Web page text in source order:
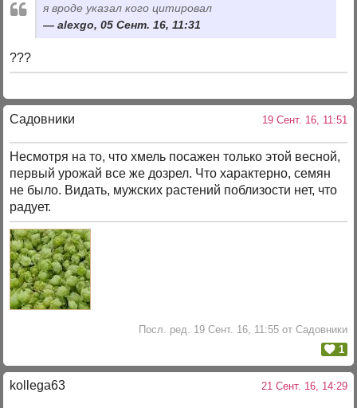
я вроде указал кого цитировал
alexgo, 05 Сент. 16, 11:31
???
Садовники 19 Сент. 16, 11:51
Несмотря на то, что хмель посажен только этой весной,
первый урожай все же дозрел. Что характерно, семян
не было. Видать, мужских растений поблизости нет, что
радует.
Посл. ред. 19 Сент. 16, 11:55 от Садовники
1
kollega63 21 Сент. 16, 14:29